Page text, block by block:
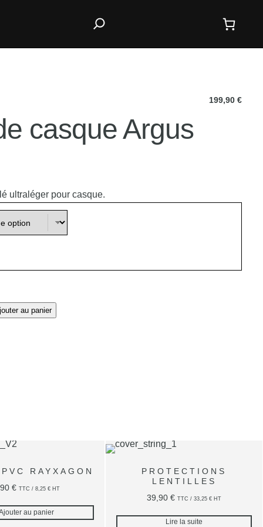
199,90 €
casque Argus
ultraléger pour casque.
au panier
RAYXAGON
€ TTC / 8,25 €HT
au panier
PROTECTIONS
LENTILLES
39,90€ TTC /33,25€ HT
Lire la suite